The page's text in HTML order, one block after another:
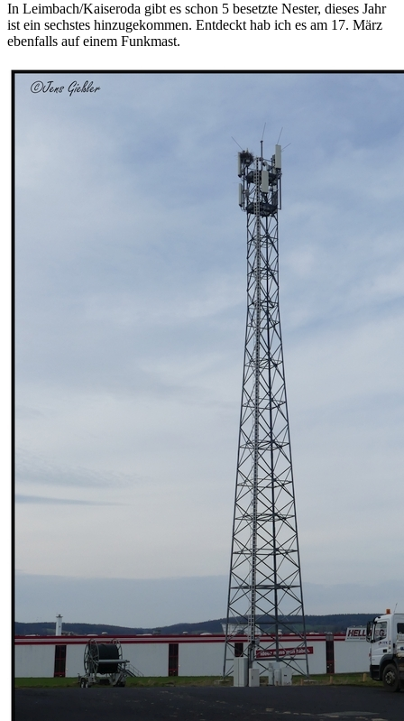
In Leimbach/Kaiseroda gibt es schon 5 besetzte Nester, dieses Jahr
ist ein sechstes hinzugekommen. Entdeckt hab ich es am 17. März
ebenfalls auf einem Funkmast.